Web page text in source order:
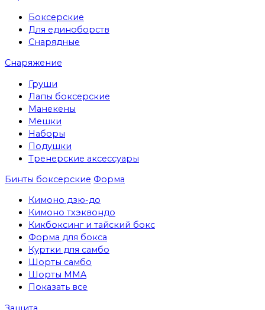
Боксерские
Для единоборств
Снарядные
Снаряжение
Груши
Лапы боксерские
Манекены
Мешки
Наборы
Подушки
Тренерские аксессуары
Бинты боксерские Форма
Кимоно дзю-до
Кимоно тхэквондо
Кикбоксинг и тайский бокс
Форма для бокса
Куртки для самбо
Шорты самбо
Шорты MMA
Показать все